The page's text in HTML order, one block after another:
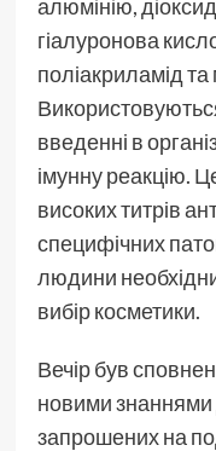
алюмінію,
гіалуронова
поліакриламід
введенні в
імунну реакцію.
високих титрів
специфічних
людини
вибір косметики.
Вечір був
новими знаннями
запрошених на